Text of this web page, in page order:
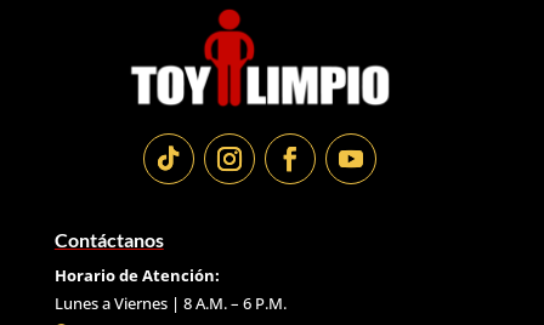
Contáctanos
Horario de Atención:
Lunes a Viernes | 8 A.M. – 6 P.M.